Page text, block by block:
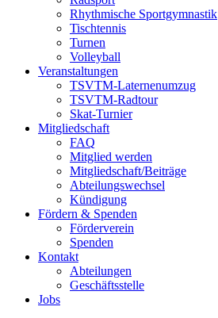
Rhythmische Sportgymnastik
Tischtennis
Turnen
Volleyball
Veranstaltungen
TSVTM-Laternenumzug
TSVTM-Radtour
Skat-Turnier
Mitgliedschaft
FAQ
Mitglied werden
Mitgliedschaft/Beiträge
Abteilungswechsel
Kündigung
Fördern & Spenden
Förderverein
Spenden
Kontakt
Abteilungen
Geschäftsstelle
Jobs